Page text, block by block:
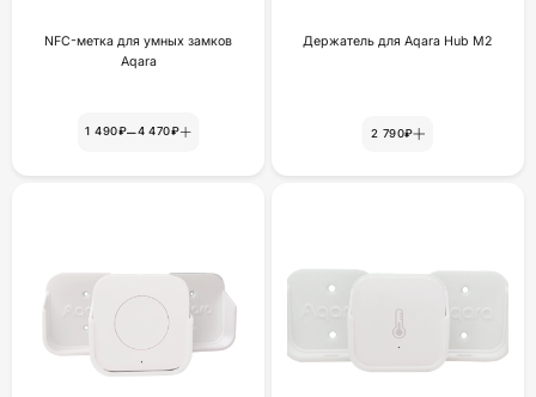
NFC-метка для умных замков
Aqara
1 490₽–4 470₽
Держатель для Aqara Hub M2
2 790₽